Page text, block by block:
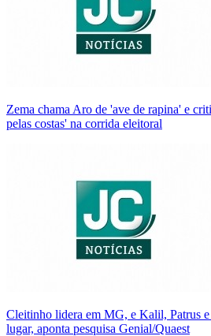
Zema chama Aro de 'ave de rapina' e
pelas costas' na corrida eleitoral
Cleitinho lidera em MG, e Kalil, Patrus e
lugar, aponta pesquisa Genial/Quaest